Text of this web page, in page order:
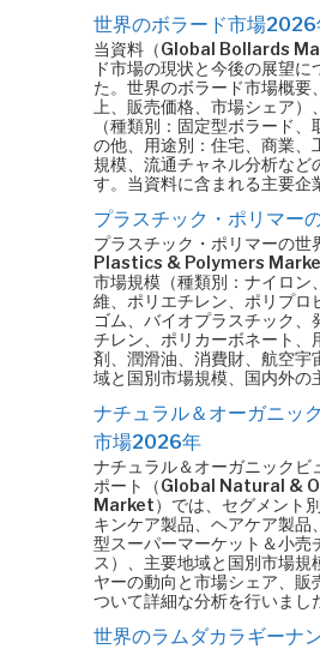
世界のボラード市場2026
当資料（Global Bollards
ド市場の現状と今後の展望
た。世界のボラード市場概要
上、販売価格、市場シェア
（種類別：固定型ボラード
の他、用途別：住宅、商業、
規模、流通チャネル分析など
す。当資料に含まれる主要
プラスチック・ポリマー
プラスチック・ポリマーの
Plastics & Polymers
市場規模（種類別：ナイロン
維、ポリエチレン、ポリプロ
ゴム、バイオプラスチック、
チレン、ポリカーボネート、
剤、潤滑油、消費財、航空宇
域と国別市場規模、国内外の
ナチュラル＆オーガニッ
市場2026年
ナチュラル＆オーガニックビ
ポート（Global Natural &
Market）では、セグメント
キンケア製品、ヘアケア製品
型スーパーマーケット＆小売
ス）、主要地域と国別市場規
ヤーの動向と市場シェア、販
ついて詳細な分析を行いま
世界のラムダカラギーナ